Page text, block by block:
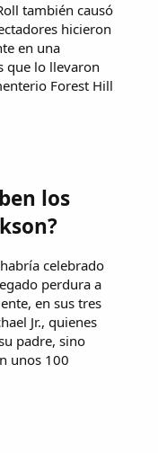
también causó
hicieron
en una
que lo llevaron
Forest Hill
los
celebrado
perdura a
en sus tres
Jr., quienes
padre, sino
unos 100